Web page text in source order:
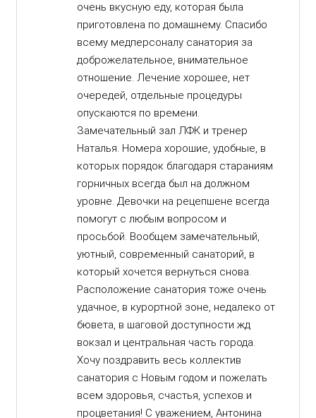
очень вкусную еду, которая была
приготовлена по домашнему. Спасибо
всему медперсоналу санатория за
доброжелательное, внимательное
отношение. Лечение хорошее, нет
очередей, отдельные процедуры
опускаются по времени.
Замечательный зал ЛФК и тренер
Наталья. Номера хорошие, удобные, в
которых порядок благодаря стараниям
горничных всегда был на должном
уровне. Девочки на рецепшене всегда
помогут с любым вопросом и
просьбой. Вообщем замечательный,
уютный, современный санаторий, в
который хочется вернуться снова.
Расположение санатория тоже очень
удачное, в курортной зоне, недалеко от
бювета, в шаговой доступности жд
вокзал и центральная часть города.
Хочу поздравить весь коллектив
санатория с Новым годом и пожелать
всем здоровья, счастья, успехов и
процветания! С уважением, Антонина